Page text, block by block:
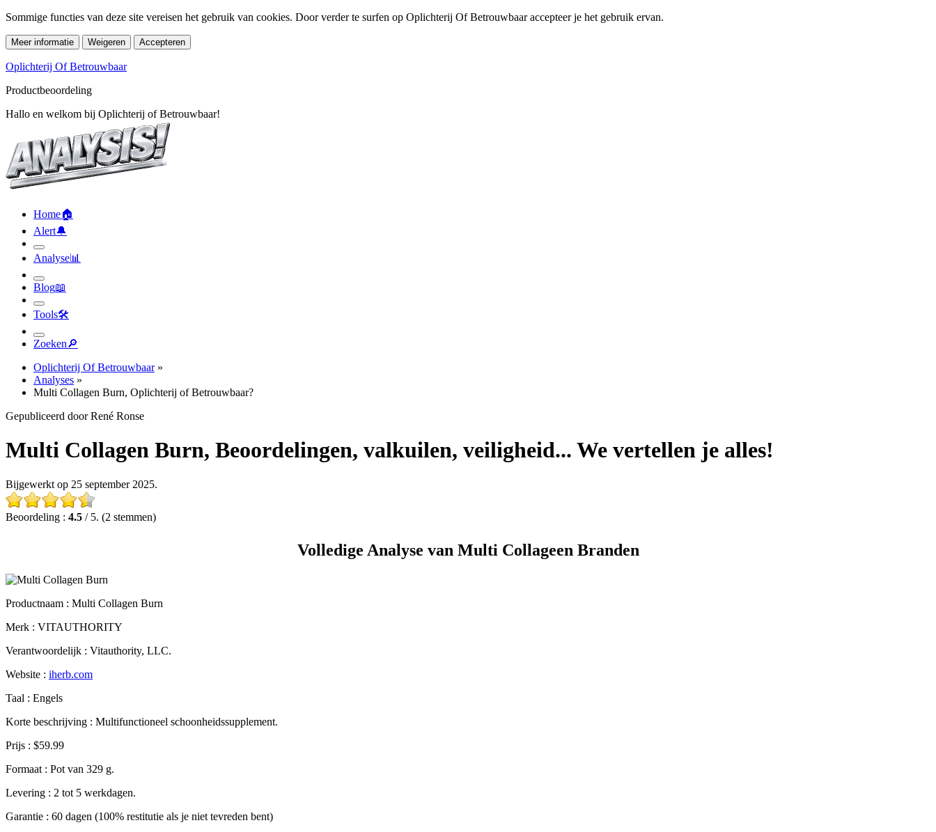
Sommige functies van deze site vereisen het gebruik van cookies. Door verder te surfen op Oplichterij Of Betrouwbaar accepteer je het gebruik ervan.
Meer informatie Weigeren Accepteren
Oplichterij Of Betrouwbaar
Productbeoordeling
Hallo en welkom bij Oplichterij of Betrouwbaar!
Home🏠︎
Alert🔔︎
Analyse📊︎
Blog📖︎
Tools🛠︎
Zoeken🔎︎
Oplichterij Of Betrouwbaar»
Analyses »
Multi Collagen Burn, Oplichterij of Betrouwbaar?
Gepubliceerd door René Ronse
Multi Collagen Burn, Beoordelingen, valkuilen, veiligheid... We vertellen je alles!
Bijgewerkt op 25 september 2025.
Beoordeling : 4.5 / 5. (2 stemmen)
Volledige Analyse van Multi Collageen Branden
Productnaam : Multi Collagen Burn
Merk : VITAUTHORITY
Verantwoordelijk : Vitauthority, LLC.
Website : iherb.com
Taal : Engels
Korte beschrijving : Multifunctioneel schoonheidssupplement.
Prijs : $59.99
Formaat : Pot van 329 g.
Levering : 2 tot 5 werkdagen.
Garantie : 60 dagen (100% restitutie als je niet tevreden bent)